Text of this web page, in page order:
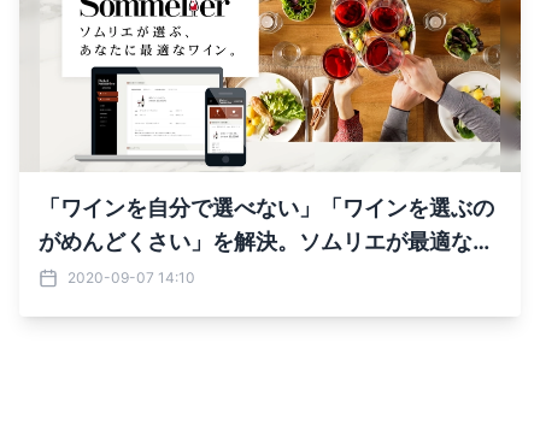
「ワインを自分で選べない」「ワインを選ぶの
がめんどくさい」を解決。ソムリエが最適なワ
インをセレクトしてお届けする、パーソナルオ
2020-09-07 14:10